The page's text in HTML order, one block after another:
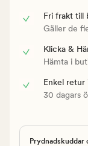
Fri frakt till
Gäller de
Klicka &
Hämta i
Enkel retur
30 dagars
Prydnadskuddar